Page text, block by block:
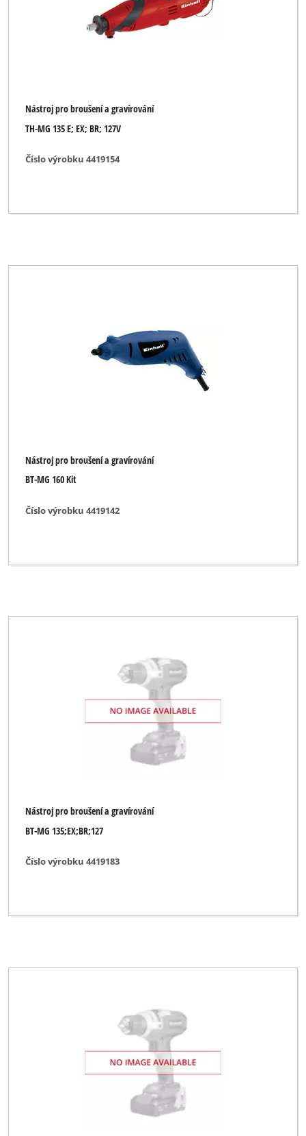
Nástroj pro broušení a gravírování
TH-MG 135 E; EX; BR; 127V
Číslo výrobku 4419154
Nástroj pro broušení a gravírování
BT-MG 160 Kit
Číslo výrobku 4419142
Nástroj pro broušení a gravírování
BT-MG 135;EX;BR;127
Číslo výrobku 4419183